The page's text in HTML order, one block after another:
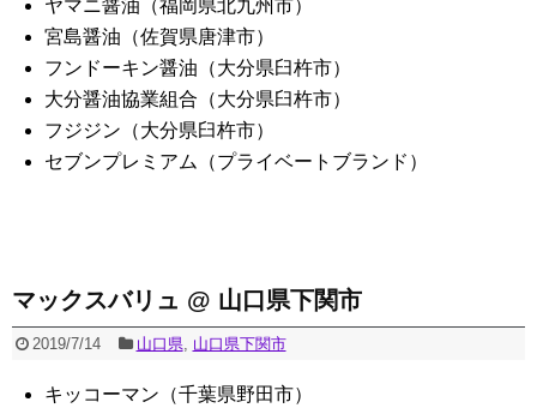
ヤマニ醤油（福岡県北九州市）
宮島醤油（佐賀県唐津市）
フンドーキン醤油（大分県臼杵市）
大分醤油協業組合（大分県臼杵市）
フジジン（大分県臼杵市）
セブンプレミアム（プライベートブランド）
マックスバリュ @ 山口県下関市
2019/7/14 山口県, 山口県下関市
キッコーマン（千葉県野田市）